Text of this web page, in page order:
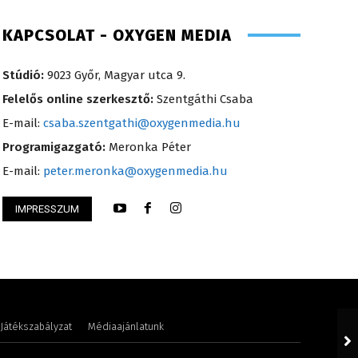
– sales manager – 2017
KAPCSOLAT - OXYGEN MEDIA
Stúdió: 9023 Győr, Magyar utca 9.
Felelős online szerkesztő: Szentgáthi Csaba
E-mail: csaba.szentgathi@oxygenmedia.hu
Programigazgató: Meronka Péter
E-mail: peter.meronka@oxygenmedia.hu
IMPRESSZUM
Játékszabályzat Médiaajánlatunk